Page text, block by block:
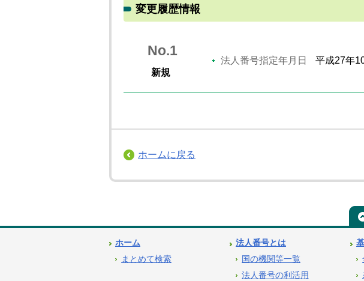
変更履歴情報
No.1
新規
法人番号指定年月日 平成27年
ホームに戻る
ホーム
まとめて検索
法人番号とは
国の機関等一覧
法人番号の利活用